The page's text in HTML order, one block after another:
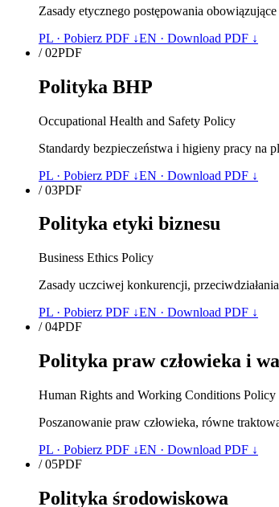
Zasady etycznego postępowania
PL · Pobierz PDF ↓EN · Download PDF ↓
/02PDF
Polityka BHP
Occupational Health and Safety Policy
Standardy bezpieczeństwa i higieny pracy na
PL · Pobierz PDF ↓EN · Download PDF ↓
/03PDF
Polityka etyki biznesu
Business Ethics Policy
Zasady uczciwej konkurencji,
PL · Pobierz PDF ↓EN · Download PDF ↓
/04PDF
Polityka praw człowieka i
Human Rights and Working Conditions Policy
Poszanowanie praw człowieka, równe
PL · Pobierz PDF ↓EN · Download PDF ↓
/05PDF
Polityka środowiskowa